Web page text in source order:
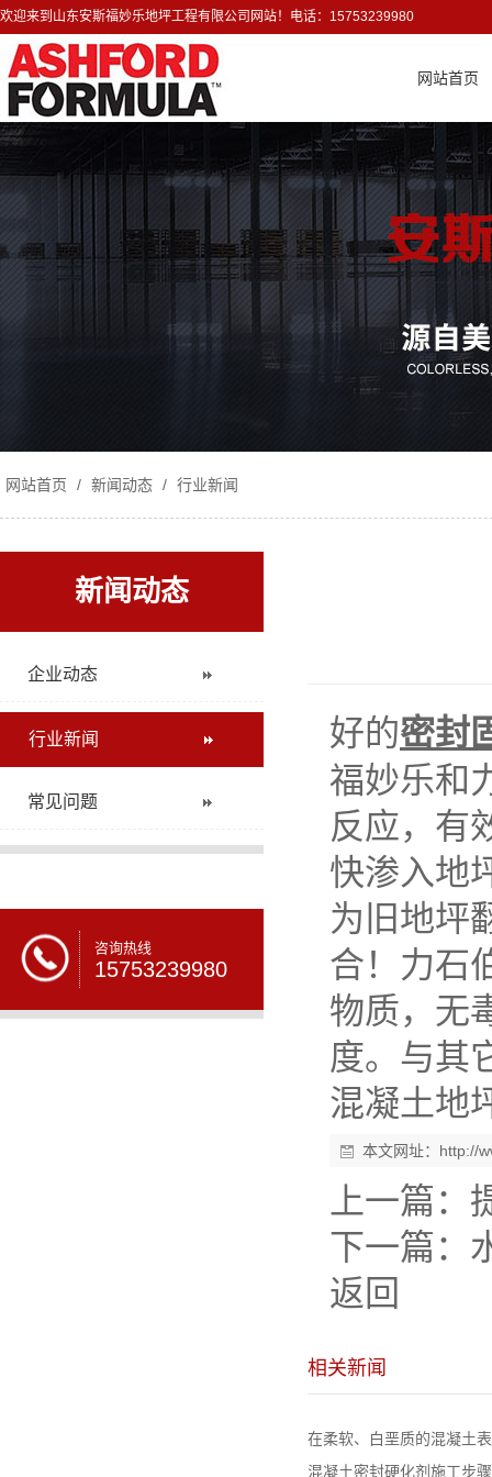
欢迎来到山东安斯福妙乐地坪工程有限公司网站！电话：15753239980
网站首页
网站首页 / 新闻动态 / 行业新闻
新闻动态
企业动态
行业新闻
常见问题
咨询热线
15753239980
好的密封
福妙乐和
反应，有
快渗入地
为旧地坪
合！力石
物质，无
度。与其
混凝土地
本文网址： http://
上一篇：
下一篇：
返回
相关新闻
在柔软、白垩质的混凝土
混凝土密封硬化剂施工步骤